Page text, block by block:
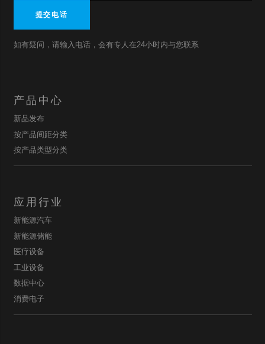
提交电话
如有疑问，请输入电话，会有专人在24小时内与您联系
产品中心
新品发布
按产品间距分类
按产品类型分类
应用行业
新能源汽车
新能源储能
医疗设备
工业设备
数据中心
消费电子